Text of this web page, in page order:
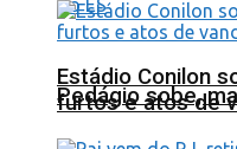
Pedágio sobe,
Estádio Conilon
furtos e atos de